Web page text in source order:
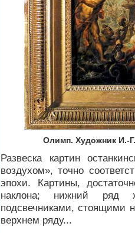
Олимп. Художник И.-
Развеска картин
воздухом», точно
эпохи. Картины,
наклона; нижний ряд
подсвечниками, стоящими
верхнем ряду...